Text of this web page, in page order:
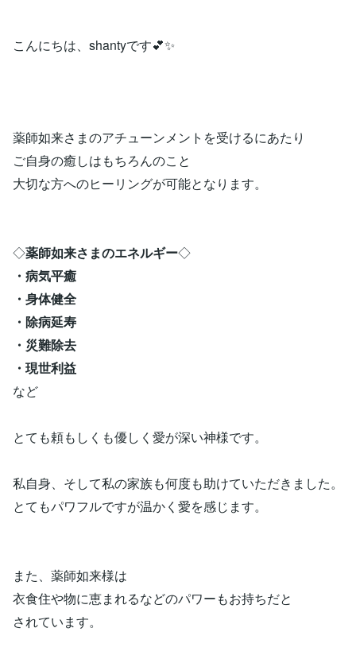
こんにちは、shantyです💕✨
薬師如来さまのアチューンメントを受けるにあたり
ご自身の癒しはもちろんのこと
大切な方へのヒーリングが可能となります。
◇薬師如来さまのエネルギー◇
・病気平癒
・身体健全
・除病延寿
・災難除去
・現世利益
など
とても頼もしくも優しく愛が深い神様です。
私自身、そして私の家族も何度も助けていただきました。
とてもパワフルですが温かく愛を感じます。
また、薬師如来様は
衣食住や物に恵まれるなどのパワーもお持ちだと
されています。